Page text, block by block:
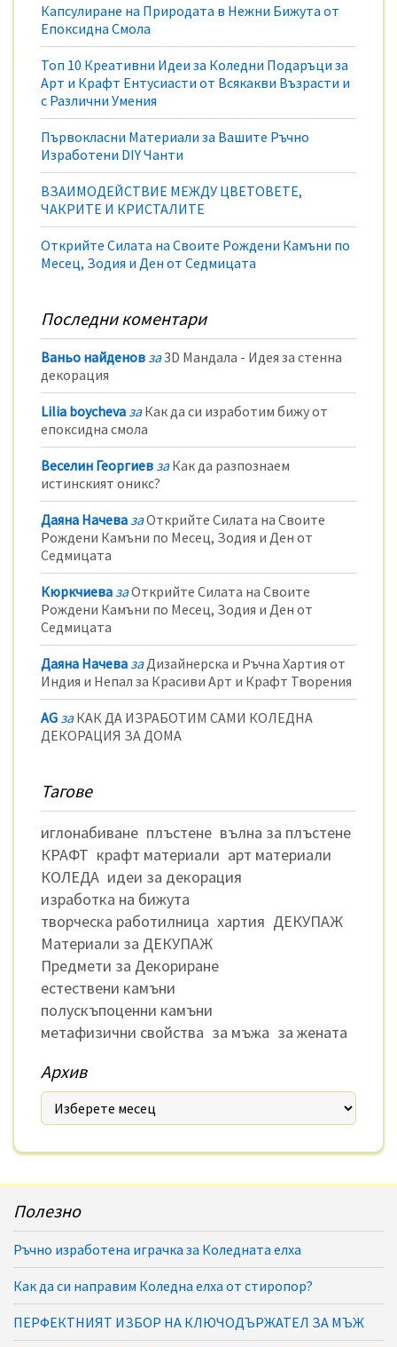
Капсулиране на Природата в Нежни Бижута от
Епоксидна Смола
Топ 10 Креативни Идеи за Коледни Подаръци за
Арт и Крафт Ентусиасти от Всякакви Възрасти и
с Различни Умения
Първокласни Материали за Вашите Ръчно
Изработени DIY Чанти
ВЗАИМОДЕЙСТВИЕ МЕЖДУ ЦВЕТОВЕТЕ,
ЧАКРИТЕ И КРИСТАЛИТЕ
Открийте Силата на Своите Рождени Камъни по
Месец, Зодия и Ден от Седмицата
Последни коментари
Ваньо найденов за3D Мандала - Идея за стенна
декорация
Lilia boycheva за Как да си изработим бижу от
епоксидна смола
Веселин Георгиев за Как да разпознаем
истинският оникс?
Даяна Начева заОткрийте Силата на Своите
Рождени Камъни по Месец, Зодия и Ден от
Седмицата
Кюркчиева заОткрийте Силата на Своите
Рождени Камъни по Месец, Зодия и Ден от
Седмицата
Даяна Начева за Дизайнерска и Ръчна Хартия от
Индия и Непал за Красиви Арт и Крафт Творения
AG за КАК ДА ИЗРАБОТИМ САМИ КОЛЕДНА
ДЕКОРАЦИЯ ЗА ДОМА
Тагове
иглонабиване плъстене вълна за плъстене
КРАФТ крафт материали арт материали
КОЛЕДА идеи за декорация
изработка на бижута
творческа работилница хартия ДЕКУПАЖ
Материали за ДЕКУПАЖ
Предмети за Декориране
естествени камъни
полускъпоценни камъни
метафизични свойства за мъжа за жената
Архив
Полезно
Ръчно изработена играчка за Коледната елха
Как да си направим Коледна елха от стиропор?
ПЕРФЕКТНИЯТ ИЗБОР НА КЛЮЧОДЪРЖАТЕЛ ЗА МЪЖ